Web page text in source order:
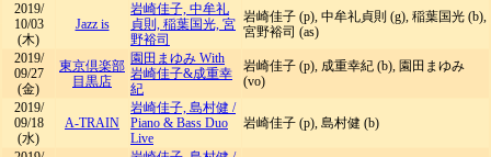
2019/
10/03
(木)
Jazz is
岩崎佳子, 中牟礼
貞則, 稲葉国光, 宮
野裕司
岩崎佳子 (p), 中牟礼貞則 (g), 稲葉国光 (b),
宮野裕司 (as)
2019/
09/27
(金)
東京倶楽部
目黒店
園田まゆみ With
岩崎佳子&成重幸
紀
岩崎佳子 (p), 成重幸紀 (b), 園田まゆみ
(vo)
2019/
09/18
(水)
A-TRAIN
岩崎佳子, 島村健 /
Piano & Bass Duo
Live
岩崎佳子 (p), 島村健 (b)